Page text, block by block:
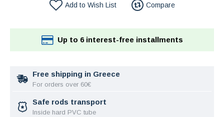
Add to Wish List Compare
Free shipping in Greece
For orders over 60€
Safe rods transport
Inside hard PVC tube
Up to 6 interest-free installments